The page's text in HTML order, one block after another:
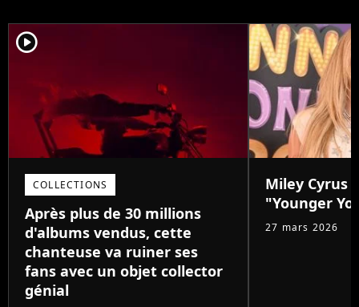
player2
COLLECTIONS
Après plus de 30 millions
d'albums vendus, cette
chanteuse va ruiner ses
fans avec un objet collector
génial
Miley Cyrus
"Younger
27 mars 2026